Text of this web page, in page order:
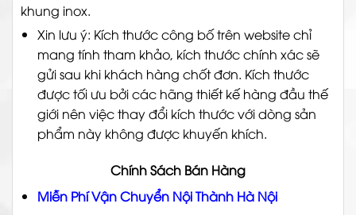
khung inox.
Xin lưu ý: Kích thước công bố trên website chỉ
mang tính tham khảo, kích thước chính xác sẽ
gửi sau khi khách hàng chốt đơn. Kích thước
được tối ưu bởi các hãng thiết kế hàng đầu thế
giới nên việc thay đổi kích thước với dòng sản
phẩm này không được khuyến khích.
Chính Sách Bán Hàng
Miễn Phí Vận Chuyển Nội Thành Hà Nội